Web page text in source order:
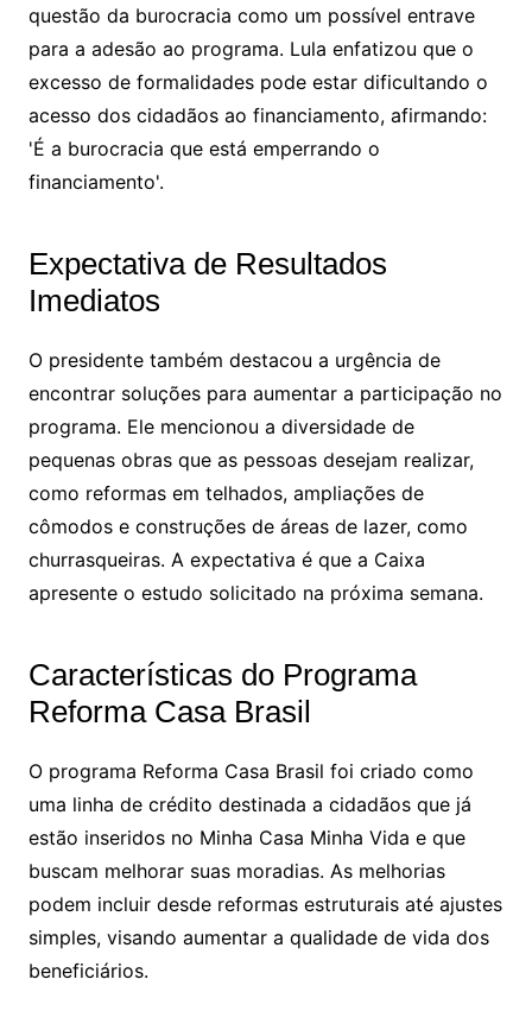
questão da burocracia como um possível entrave
para a adesão ao programa. Lula enfatizou que o
excesso de formalidades pode estar dificultando o
acesso dos cidadãos ao financiamento, afirmando:
'É a burocracia que está emperrando o
financiamento'.
Expectativa de Resultados
Imediatos
O presidente também destacou a urgência de
encontrar soluções para aumentar a participação no
programa. Ele mencionou a diversidade de
pequenas obras que as pessoas desejam realizar,
como reformas em telhados, ampliações de
cômodos e construções de áreas de lazer, como
churrasqueiras. A expectativa é que a Caixa
apresente o estudo solicitado na próxima semana.
Características do Programa
Reforma Casa Brasil
O programa Reforma Casa Brasil foi criado como
uma linha de crédito destinada a cidadãos que já
estão inseridos no Minha Casa Minha Vida e que
buscam melhorar suas moradias. As melhorias
podem incluir desde reformas estruturais até ajustes
simples, visando aumentar a qualidade de vida dos
beneficiários.